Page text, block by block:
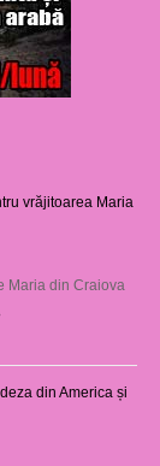
vrăjitoarea Maria
Maria din Craiova
din America și